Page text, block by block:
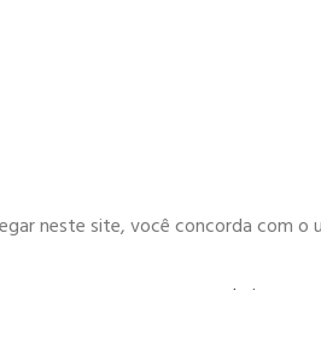
neste site, você concorda com o
Loja